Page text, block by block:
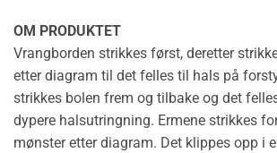
OM PRODUKTET
Vrangborden strikkes først, deretter
etter diagram til det felles til hals på
strikkes bolen frem og tilbake og det
dypere halsutringning. Ermene strikkes
mønster etter diagram. Det klippes opp i